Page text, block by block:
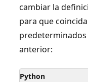
cambiar la
para que
anterior:
Python